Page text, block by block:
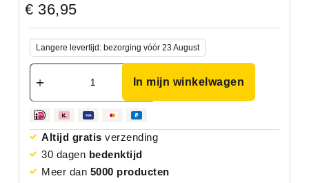
€ 36,95
Langere levertijd: bezorging vóór 23 August
In mijn winkelwagen
Altijd gratis verzending
30 dagen bedenktijd
Meer dan 5000 producten